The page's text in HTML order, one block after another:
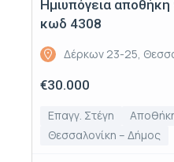
Ημιυπόγεια
κωδ 4308
Δέρκων 23-25,
€30.000
Επαγγ. Στέγη
Θεσσαλονίκη – Δήμος